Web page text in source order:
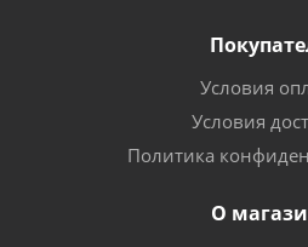
Условия
Условия
Политика
О